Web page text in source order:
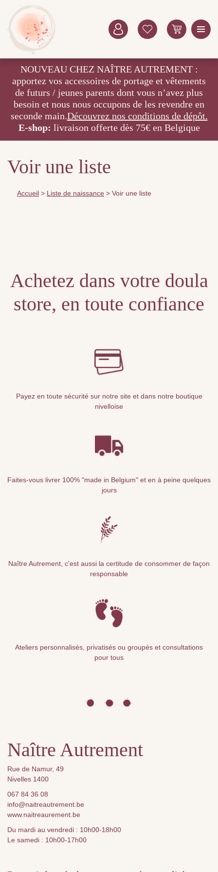
NOUVEAU CHEZ NAÎTRE AUTREMENT :
apportez vos accessoires de portage et vêtements
de futurs / jeunes parents dont vous n’avez plus
besoin et nous nous occupons de les revendre en
seconde main.Découvrez nos conditions de dépôt.
E-shop: livraison offerte dès 75€ en Belgique
Voir une liste
Accueil > Liste de naissance > Voir une liste
Achetez dans votre doula
store, en toute confiance
Payez en toute sécurité sur notre site et dans notre boutique
nivelloise
Faites-vous livrer 100% "made in Belgium" et en à peine quelques
jours
Naître Autrement, c'est aussi la certitude de consommer de façon
responsable
Ateliers personnalisés, privatisés ou groupés et consultations
pour tous
Naître Autrement
Rue de Namur, 49
Nivelles 1400
067 84 36 08
info@naitreautrement.be
www.naitreaurement.be
Du mardi au vendredi : 10h00-18h00
Le samedi : 10h00-17h00